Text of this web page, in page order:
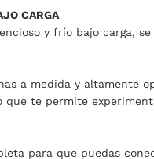
CARGA
y frío bajo carga,
a medida y altamente
te permite
para que puedas